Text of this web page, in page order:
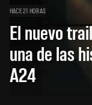
HACE 21 HORAS
El nuevo
una de las
A24